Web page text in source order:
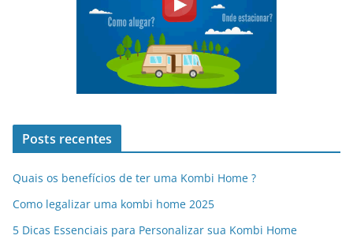
Posts recentes
Quais os benefícios de ter uma Kombi Home ?
Como legalizar uma kombi home 2025
5 Dicas Essenciais para Personalizar sua Kombi Home